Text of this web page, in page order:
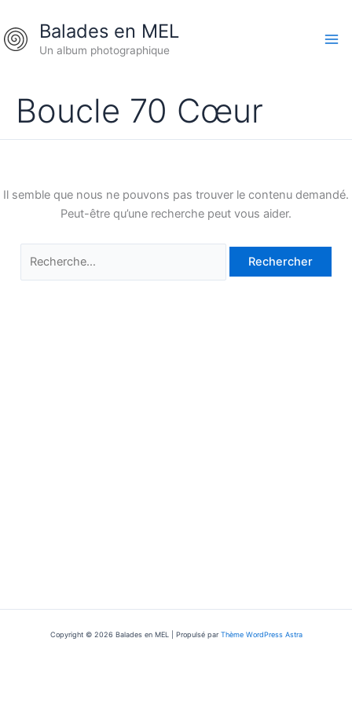
au
contenu
Balades en MEL
Un album photographique
Boucle 70 Cœur
Il semble que nous ne pouvons pas trouver le contenu demandé.
Peut-être qu’une recherche peut vous aider.
Copyright © 2026 Balades en MEL | Propulsé parThème WordPress Astra